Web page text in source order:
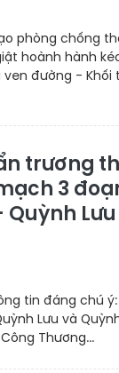
phòng chống
hoành hành
đường - Khối
trương
3
tin đáng chú
Lưu và
Thương...